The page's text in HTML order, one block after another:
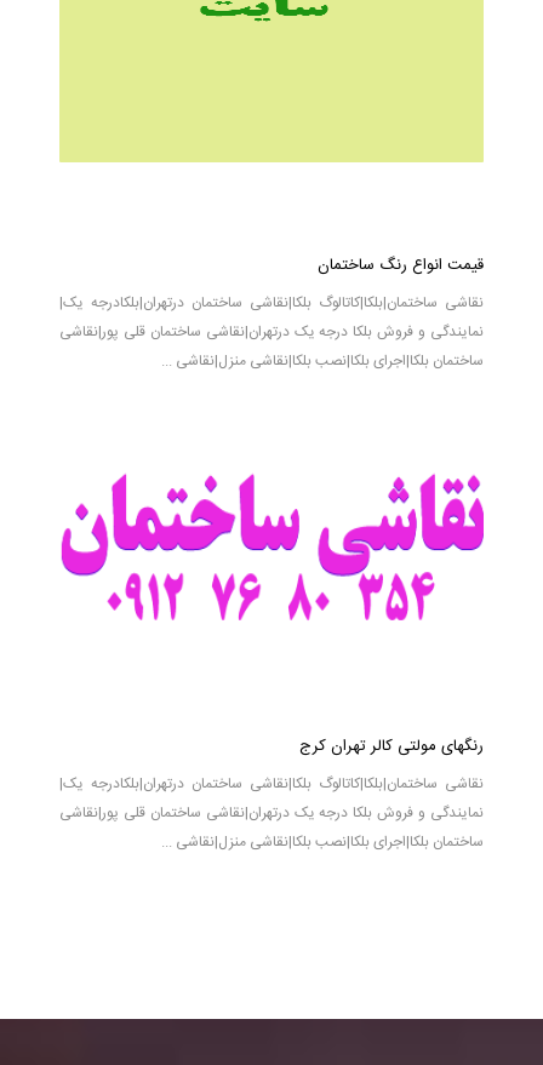
قیمت انواع رنگ ساختمان
نقاشی ساختمان|بلکا|کاتالوگ بلکا|نقاشی ساختمان درتهران|بلکادرجه یک|
نمایندگی و فروش بلکا درجه یک درتهران|نقاشی ساختمان قلی پور|نقاشی
ساختمان بلکا|اجرای بلکا|نصب بلکا|نقاشی منزل|نقاشی ...
رنگهای مولتی کالر تهران کرج
نقاشی ساختمان|بلکا|کاتالوگ بلکا|نقاشی ساختمان درتهران|بلکادرجه یک|
نمایندگی و فروش بلکا درجه یک درتهران|نقاشی ساختمان قلی پور|نقاشی
ساختمان بلکا|اجرای بلکا|نصب بلکا|نقاشی منزل|نقاشی ...